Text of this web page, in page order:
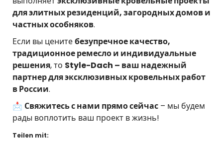
для элитных резиденций, загородных домов и
частных особняков.
Если вы ценитебезупречное качество,
традиционное ремесло и индивидуальные
решения, то Style-Dach – ваш надежный
партнер для эксклюзивных кровельных работ
в России.
📩 Свяжитесь с нами прямо сейчас – мы будем
рады воплотить ваш проект в жизнь!
Teilen mit: